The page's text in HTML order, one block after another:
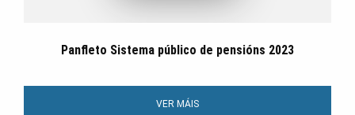
Panfleto Sistema público de pensións 2023
VER MÁIS